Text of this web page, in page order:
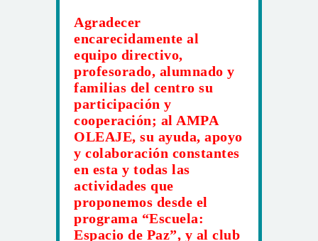
Agradecer
encarecidamente al
equipo directivo,
profesorado, alumnado y
familias del centro su
participación y
cooperación; al AMPA
OLEAJE, su ayuda, apoyo
y colaboración constantes
en esta y todas las
actividades que
proponemos desde el
programa “Escuela:
Espacio de Paz”, y al club